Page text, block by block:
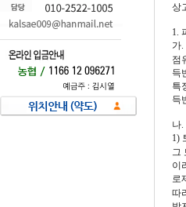
상
1.
가
점
득
특
득
나
1)
그
이
로
따